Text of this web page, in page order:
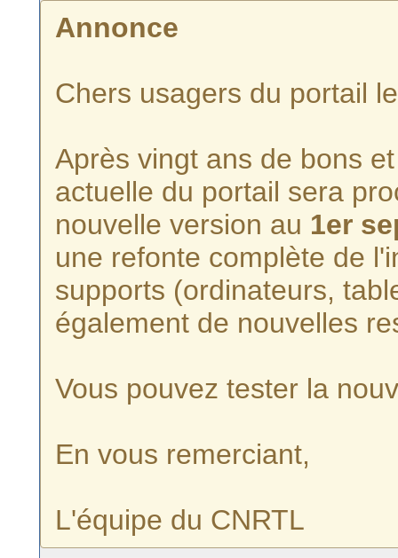
Annonce
Chers usagers du portail
Après vingt ans de bons
actuelle du portail sera
nouvelle version au 1er
une refonte complète de
supports (ordinateurs,
également de nouvelles
Vous pouvez tester la
En vous remerciant,
L'équipe du CNRTL